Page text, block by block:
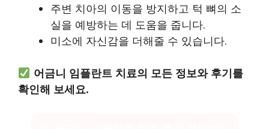
주변 치아의 이동을 방지하고 턱 뼈의 소
실을 예방하는 데 도움을 줍니다.
미소에 자신감을 더해줄 수 있습니다.
어금니 임플란트 치료의 모든 정보와 후기를
확인해 보세요.